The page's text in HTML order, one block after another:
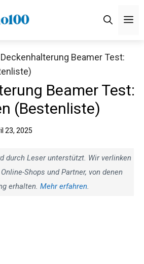
Deckenhalterung Beamer Test:
Beamer Test:
(Bestenliste)
23, 2025
durch Leser unterstützt. Wir verlinken
Shops und Partner, von denen
erhalten. Mehr erfahren.